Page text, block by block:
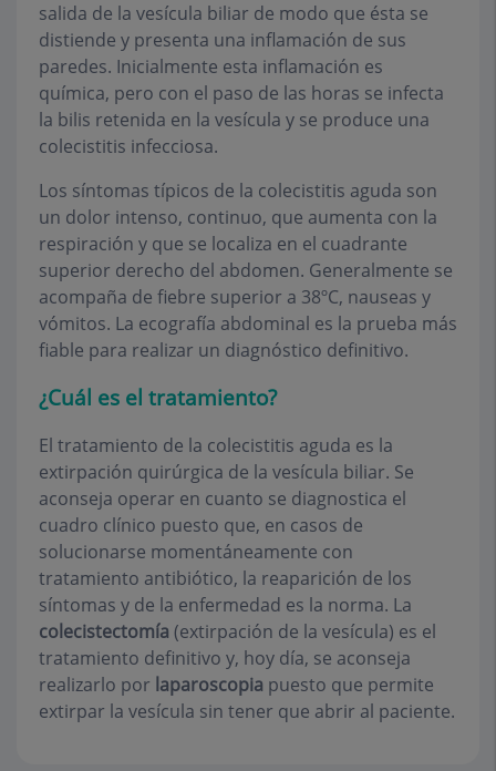
salida de la vesícula biliar de modo que ésta se
distiende y presenta una inflamación de sus
paredes. Inicialmente esta inflamación es
química, pero con el paso de las horas se infecta
la bilis retenida en la vesícula y se produce una
colecistitis infecciosa.
Los síntomas típicos de la colecistitis aguda son
un dolor intenso, continuo, que aumenta con la
respiración y que se localiza en el cuadrante
superior derecho del abdomen. Generalmente se
acompaña de fiebre superior a 38ºC, nauseas y
vómitos. La ecografía abdominal es la prueba más
fiable para realizar un diagnóstico definitivo.
¿Cuál es el tratamiento?
El tratamiento de la colecistitis aguda es la
extirpación quirúrgica de la vesícula biliar. Se
aconseja operar en cuanto se diagnostica el
cuadro clínico puesto que, en casos de
solucionarse momentáneamente con
tratamiento antibiótico, la reaparición de los
síntomas y de la enfermedad es la norma. La
colecistectomía (extirpación de la vesícula) es el
tratamiento definitivo y, hoy día, se aconseja
realizarlo por laparoscopia puesto que permite
extirpar la vesícula sin tener que abrir al paciente.